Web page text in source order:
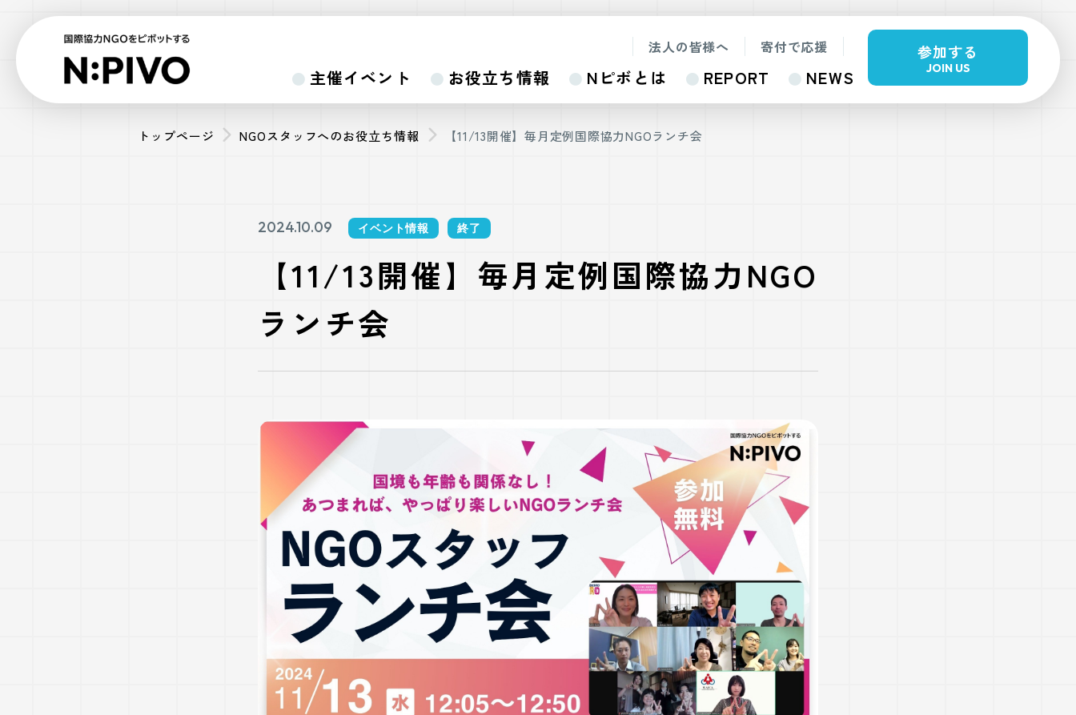
法人の皆様へ 寄付で応援
主催イベント お役立ち情報 Nピボとは REPORT NEWS
参加する
JOIN US
トップページ NGOスタッフへのお役立ち情報 【11/13開催】毎月定例国際協力NGOランチ会
2024.10.09 イベント情報 終了
【11/13開催】毎月定例国際協力NGO
ランチ会